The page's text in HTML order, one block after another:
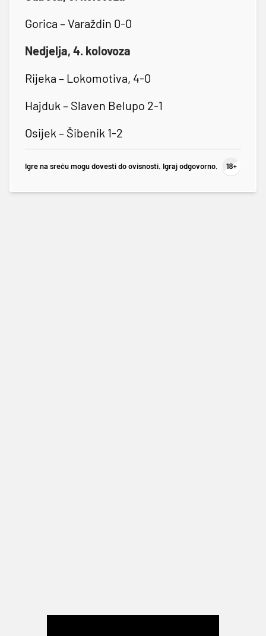
Gorica – Varaždin 0-0
Nedjelja, 4. kolovoza
Rijeka – Lokomotiva, 4-0
Hajduk – Slaven Belupo 2-1
Osijek – Šibenik 1-2
Igre na sreću mogu dovesti do ovisnosti. Igraj odgovorno.